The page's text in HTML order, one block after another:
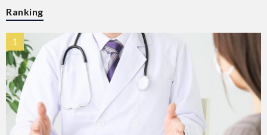
Ranking